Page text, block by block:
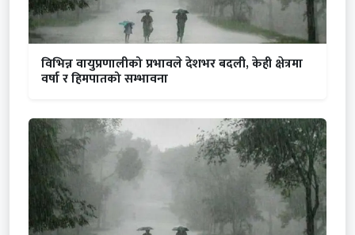
विभिन्न वायुप्रणालीको प्रभावले देशभर बदली, केही क्षेत्रमा
वर्षा र हिमपातको सम्भावना